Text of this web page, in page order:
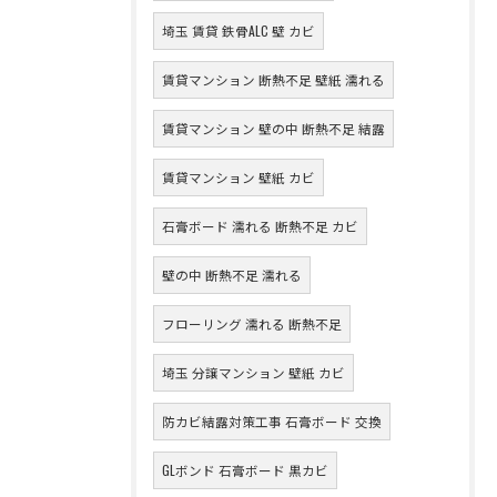
埼玉 賃貸 鉄骨ALC 壁 カビ
賃貸マンション 断熱不足 壁紙 濡れる
賃貸マンション 壁の中 断熱不足 結露
賃貸マンション 壁紙 カビ
石膏ボード 濡れる 断熱不足 カビ
壁の中 断熱不足 濡れる
フローリング 濡れる 断熱不足
埼玉 分譲マンション 壁紙 カビ
防カビ結露対策工事 石膏ボード 交換
GLボンド 石膏ボード 黒カビ